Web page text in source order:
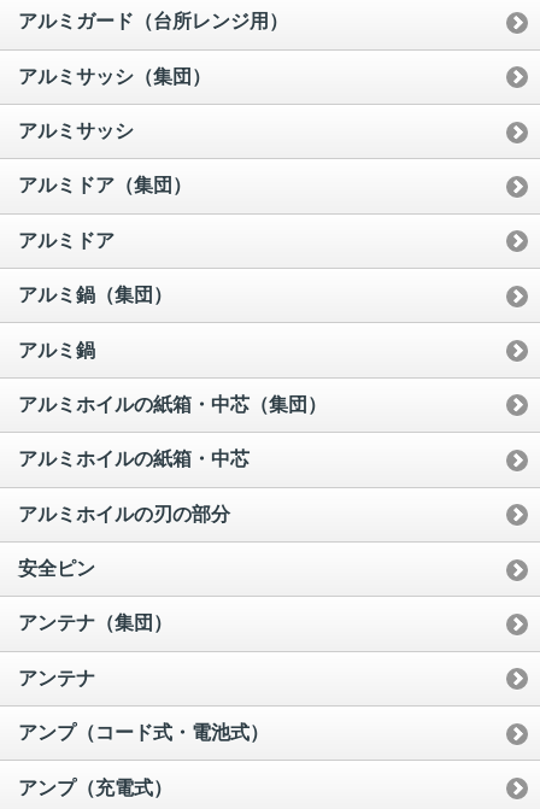
アルミガード（台所レンジ用）
アルミサッシ（集団）
アルミサッシ
アルミドア（集団）
アルミドア
アルミ鍋（集団）
アルミ鍋
アルミホイルの紙箱・中芯（集団）
アルミホイルの紙箱・中芯
アルミホイルの刃の部分
安全ピン
アンテナ（集団）
アンテナ
アンプ（コード式・電池式）
アンプ（充電式）